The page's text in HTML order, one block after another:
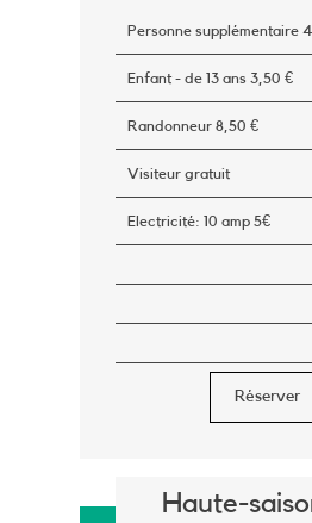
Personne supplémentaire
Enfant - de 13 ans 3,50 €
Randonneur 8,50 €
Visiteur gratuit
Electricité: 10 amp 5€
Réserver
Haute-